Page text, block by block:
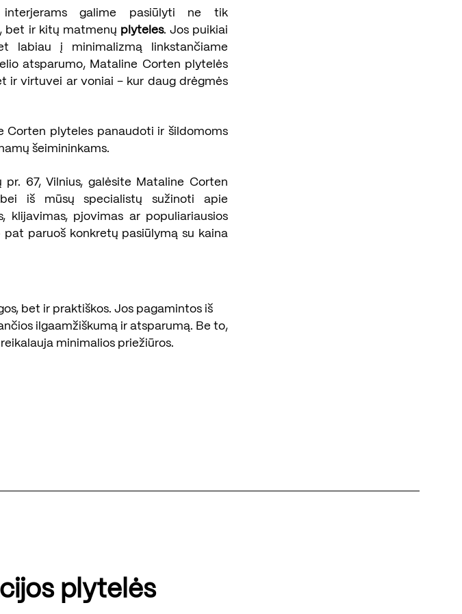
interjerams galime pasiūlyti ne tik
bet ir kitų matmenų plyteles. Jos puikiai
labiau į minimalizmą linkstančiame
atsparumo, Mataline Corten plytelės
ir virtuvei ar voniai – kur daug drėgmės
Corten plyteles panaudoti ir šildomoms
šeimininkams.
67, Vilnius, galėsite Mataline Corten
iš mūsų specialistų sužinoti apie
klijavimas, pjovimas ar populiariausios
paruoš konkretų pasiūlymą su kaina
bet ir praktiškos. Jos pagamintos iš
ilgaamžiškumą ir atsparumą. Be to,
minimalios priežiūros.
plytelės